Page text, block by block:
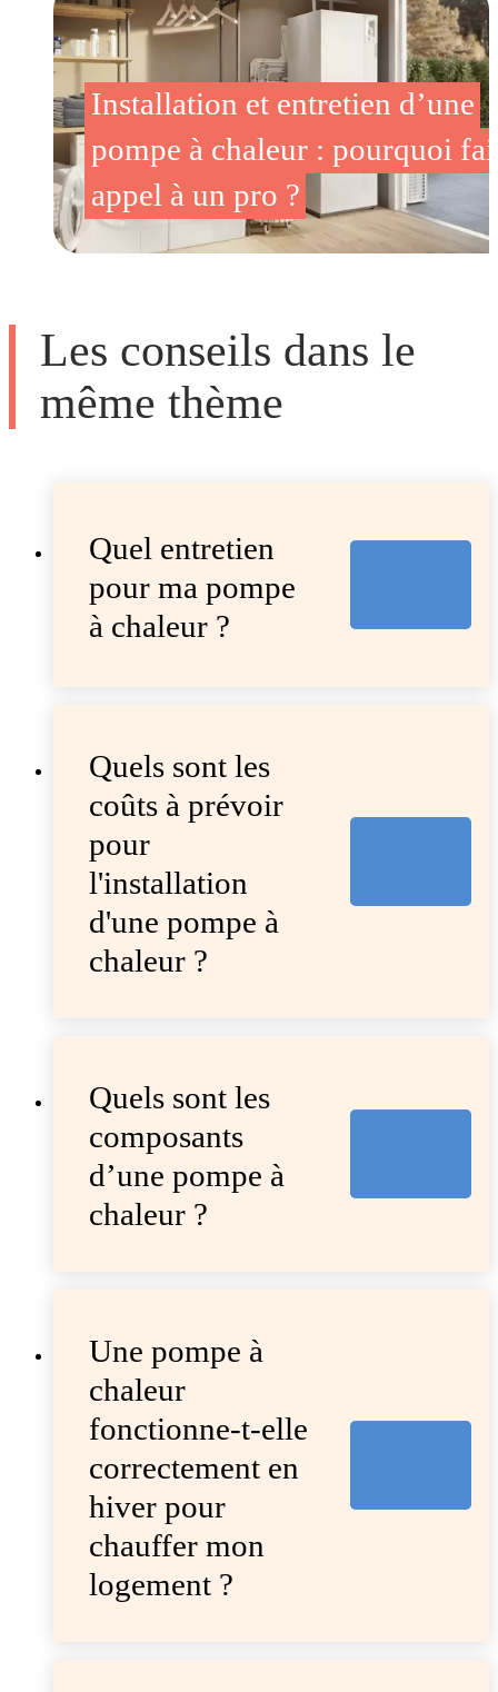
Installation et entretien d’une
pompe à chaleur : pourquoi
appel à un pro ?
Les conseils dans le
même thème
Quel entretien
pour ma pompe
à chaleur ?
Quels sont les
coûts à prévoir
pour
l'installation
d'une pompe à
chaleur ?
Quels sont les
composants
d’une pompe à
chaleur ?
Une pompe à
chaleur
fonctionne-t-elle
correctement en
hiver pour
chauffer mon
logement ?